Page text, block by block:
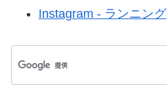
Instagram - ランニング